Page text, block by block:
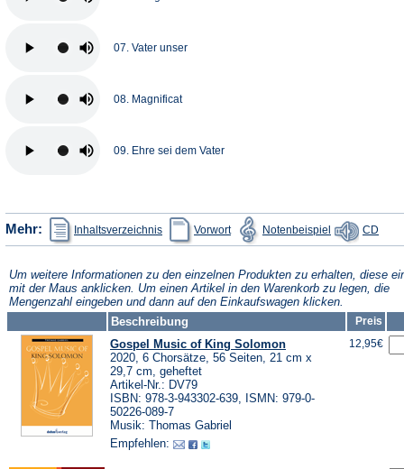
07. Vater unser
08. Magnificat
09. Ehre sei dem Vater
Mehr: Inhaltsverzeichnis
(Öffnet
in
einem
Tab)
Vorwort
(Öffnet
in
einem
Tab)
Notenbeispiel
(Öffnet
in
einem
Tab)
CDin
Tab)
Um weitere Informationen zu den einzelnen Produkten zu erhalten, diese
mit der Maus anklicken. Um einen Artikel in den Warenkorb zu legen, die
Mengenzahl eingeben und dann auf den Einkaufswagen klicken.
Beschreibung
Preis
Gospel Music of King Solomon
2020, 6 Chorsätze, 56 Seiten, 21 cm x
29,7 cm, geheftet
Artikel-Nr.: DV79
ISBN: 978-3-943302-639, ISMN: 979-0-
50226-089-7
Musik: Thomas Gabriel
Empfehlen:
12,95€